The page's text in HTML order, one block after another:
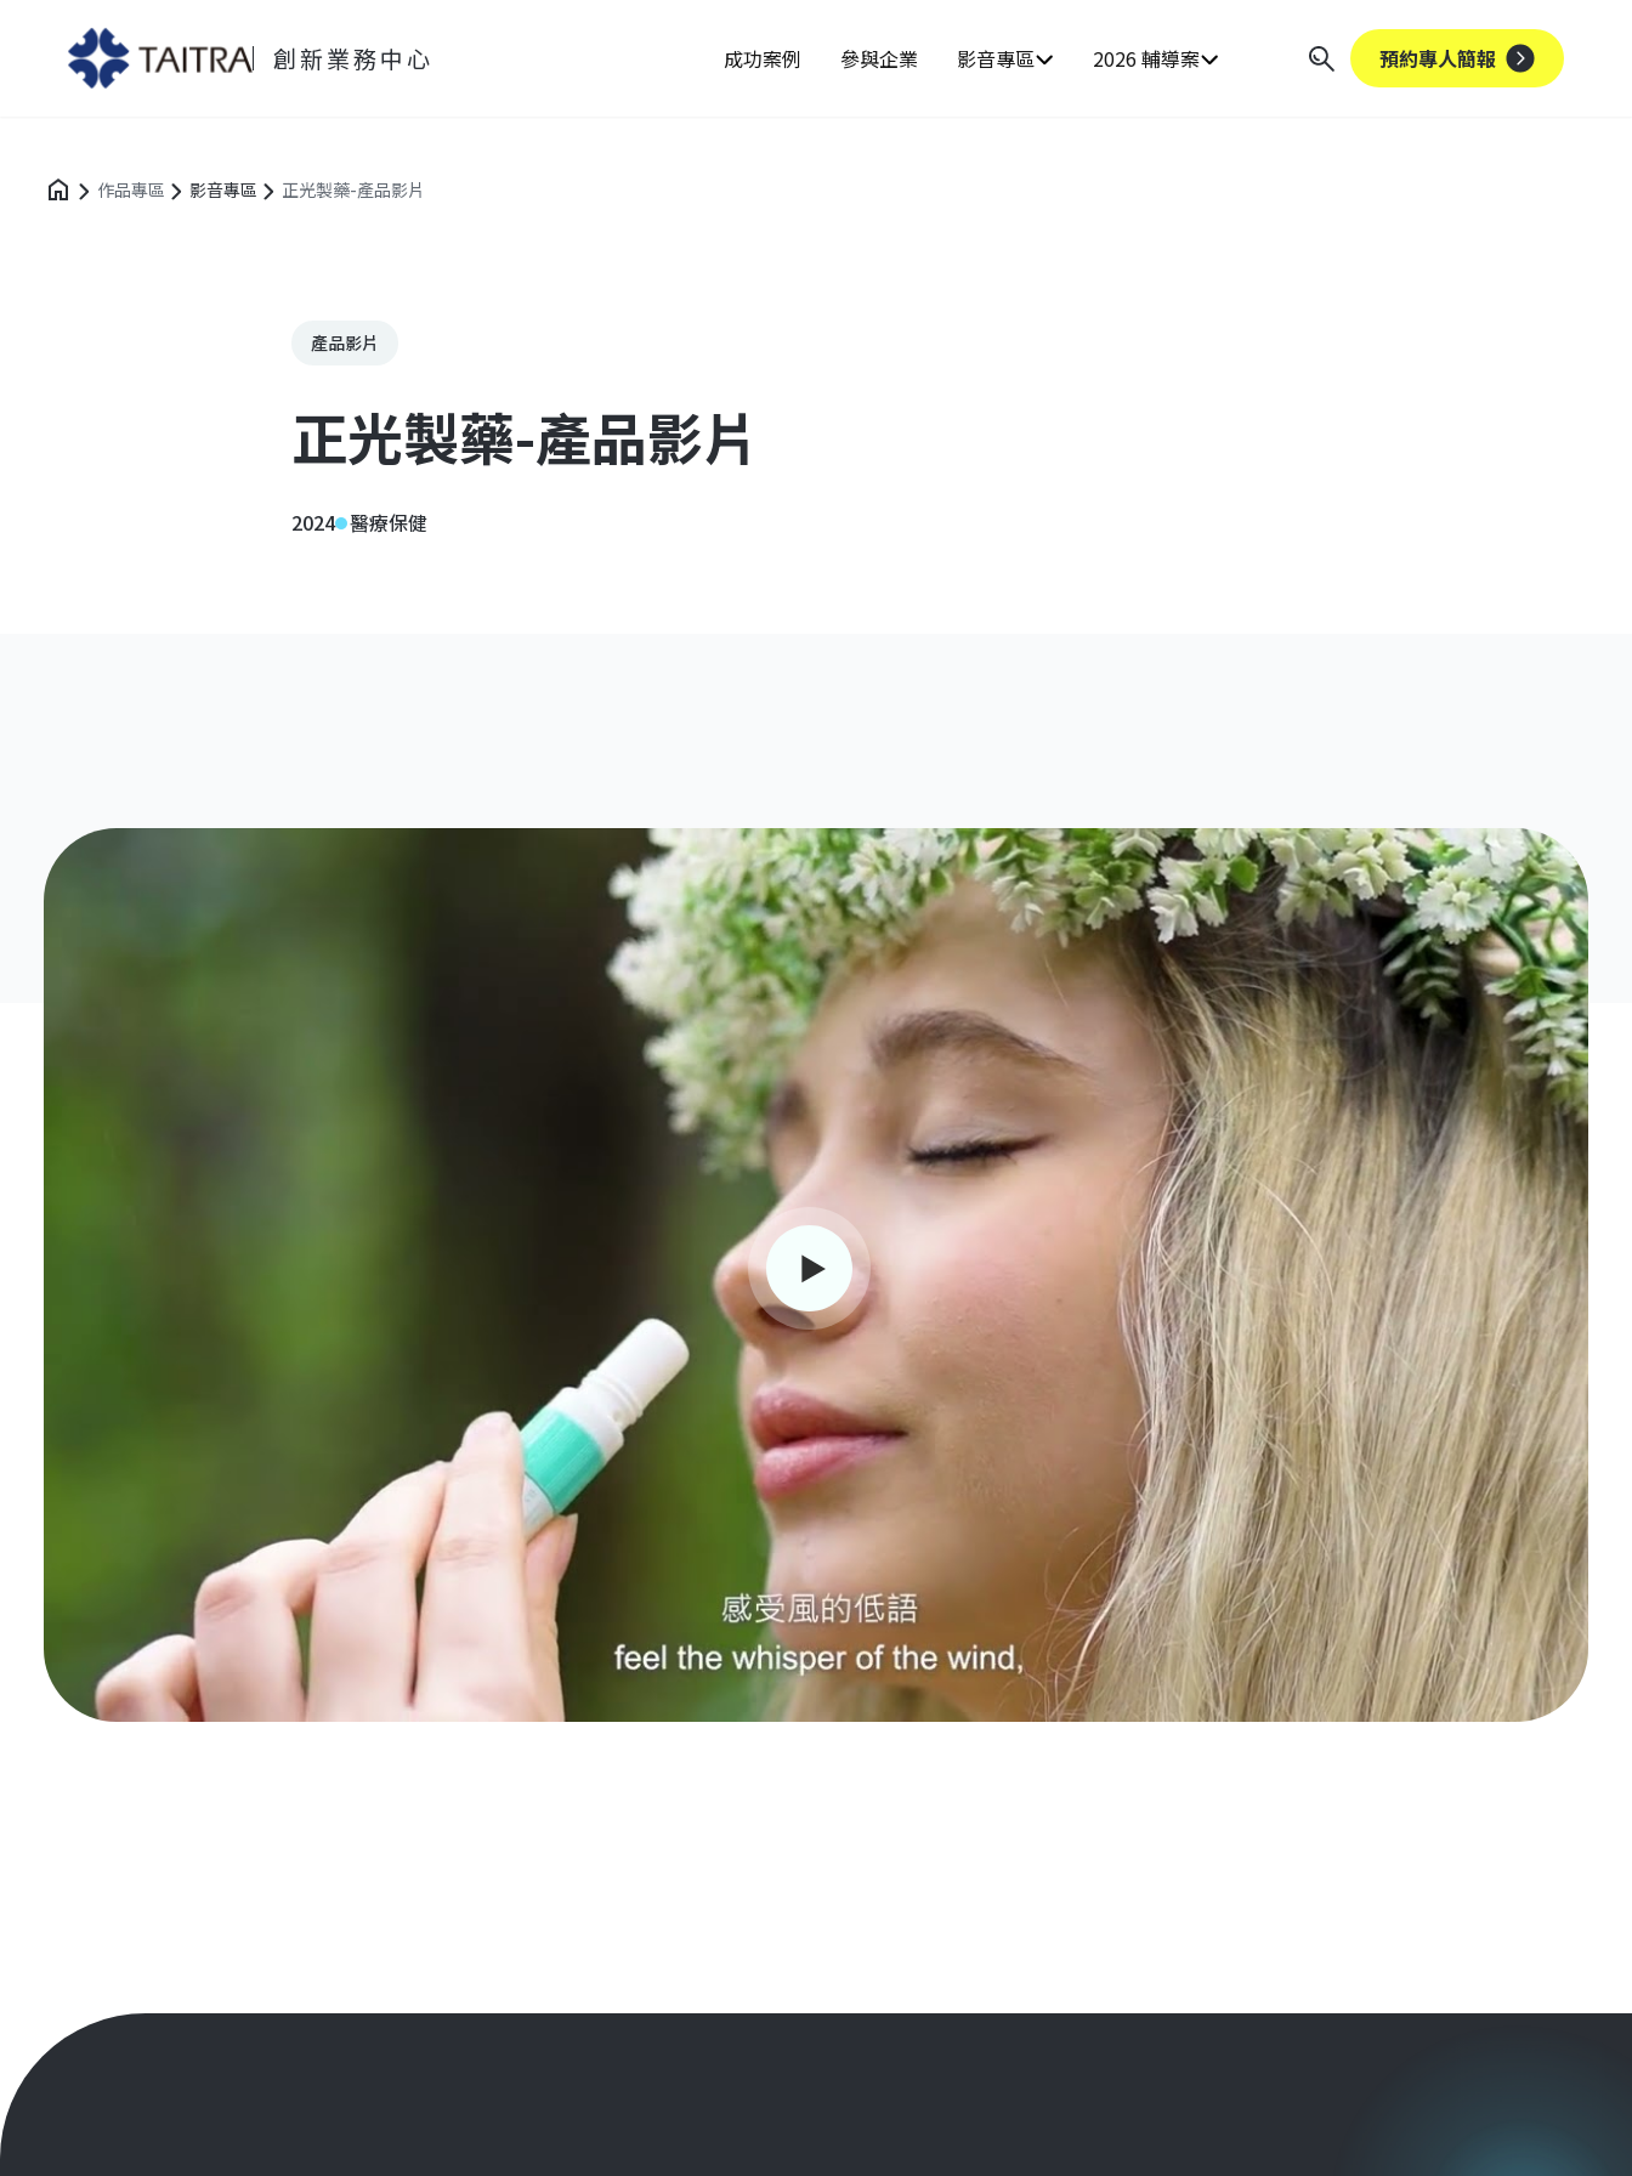
創新業務中心 成功案例 參與企業 影音專區 2026 輔導案 預約專人簡報
作品專區 影音專區 正光製藥-產品影片
產品影片
正光製藥-產品影片
2024 醫療保健